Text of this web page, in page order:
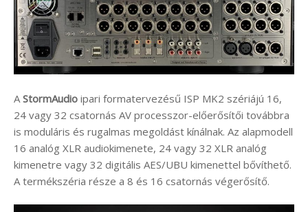
A StormAudio ipari formatervezésű ISP MK2 szériájú 16,
24 vagy 32 csatornás AV processzor-előerősítői továbbra
is moduláris és rugalmas megoldást kínálnak. Az alapmodell
16 analóg XLR audiokimenete, 24 vagy 32 XLR analóg
kimenetre vagy 32 digitális AES/UBU kimenettel bővíthető.
A termékszéria része a 8 és 16 csatornás végerősítő.